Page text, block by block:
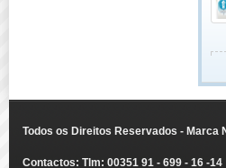
Todos os Direitos Reservados - Marca
Contactos: Tlm: 00351 91 - 699 - 16 -14